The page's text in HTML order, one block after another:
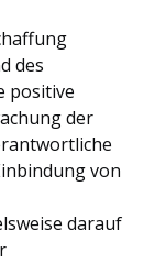
des
positive
der
von
darauf